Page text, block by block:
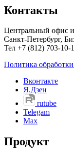
Контакты
Центральный офис и
Санкт-Петербург,
Тел +7 (812) 703-10-
Политика
Вконтакте
Я.Дзен
rutube
Telegam
Max
Продукт